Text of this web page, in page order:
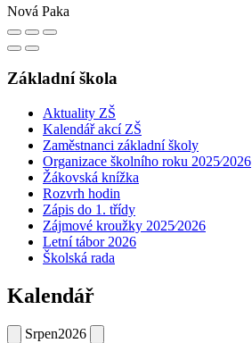
Nová Paka
Základní škola
Aktuality ZŠ
Kalendář akcí ZŠ
Zaměstnanci základní školy
Organizace školního roku 2025⁄2026
Žákovská knížka
Rozvrh hodin
Zápis do 1. třídy
Zájmové kroužky 2025⁄2026
Letní tábor 2026
Školská rada
Kalendář
Srpen2026